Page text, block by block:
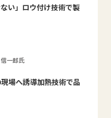
い」ロウ付け技術で製
一郎氏
場へ誘導加熱技術で品